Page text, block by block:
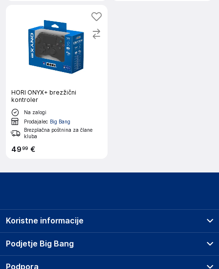
HORI ONYX+ brezžični
kontroler
Na zalogi
Prodajalec Big Bang
Brezplačna poštnina za člane
kluba
4999 €
Podjetje Big Bang
O podjetju
Koristne informacije
Prodajna mesta
Storitve
Podpora